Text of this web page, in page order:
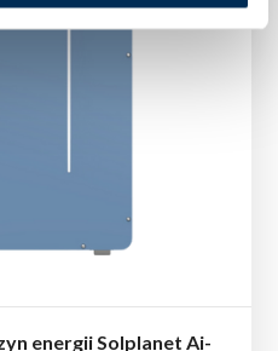
energii Solplanet Ai-